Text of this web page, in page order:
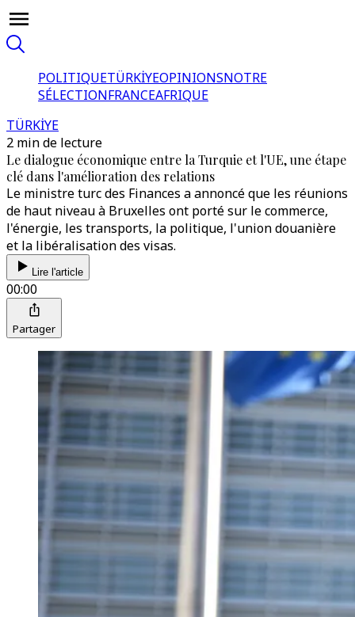
POLITIQUETÜRKİYEOPINIONSNOTRE
SÉLECTIONFRANCEAFRIQUE
TÜRKİYE
2 min de lecture
Le dialogue économique entre la Turquie et l'UE, une étape
clé dans l'amélioration des relations
Le ministre turc des Finances a annoncé que les réunions
de haut niveau à Bruxelles ont porté sur le commerce,
l'énergie, les transports, la politique, l'union douanière
et la libéralisation des visas.
Lire l'article
00:00
Partager